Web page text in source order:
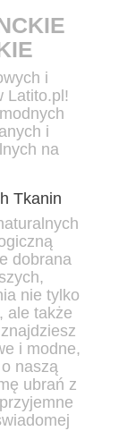
i
Latito.pl!
i
na
Tkanin
dobrana
nie tylko
ale także
i modne,
naszą
ubrań z